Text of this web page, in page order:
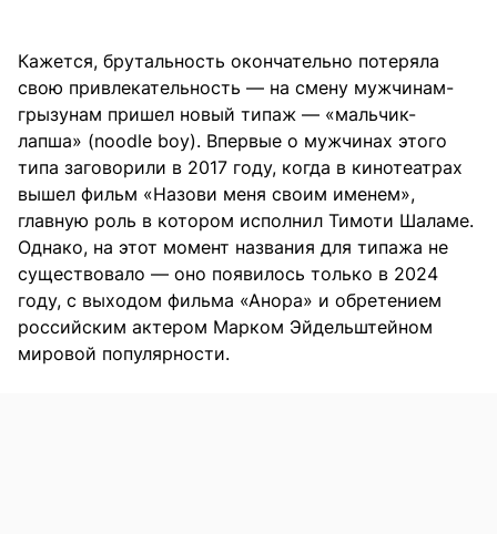
Кажется, брутальность окончательно потеряла
свою привлекательность — на смену мужчинам-
грызунам пришел новый типаж — «мальчик-
лапша» (noodle boy). Впервые о мужчинах этого
типа заговорили в 2017 году, когда в кинотеатрах
вышел фильм «Назови меня своим именем»,
главную роль в котором исполнил Тимоти Шаламе.
Однако, на этот момент названия для типажа не
существовало — оно появилось только в 2024
году, с выходом фильма «Анора» и обретением
российским актером Марком Эйдельштейном
мировой популярности.